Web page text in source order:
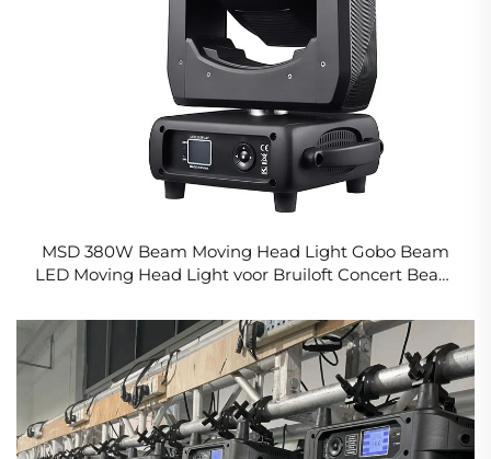
MSD 380W Beam Moving Head Light Gobo Beam
LED Moving Head Light voor Bruiloft Concert Beam